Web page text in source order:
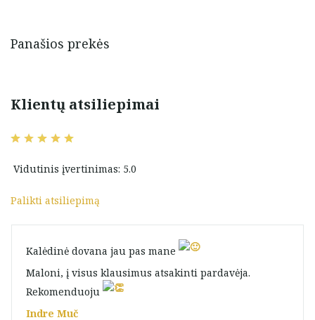
Panašios prekės
Klientų atsiliepimai
Vidutinis įvertinimas: 5.0
Palikti atsiliepimą
Kalėdinė dovana jau pas mane
Maloni, į visus klausimus atsakinti pardavėja.
Rekomenduoju
Indre Muč